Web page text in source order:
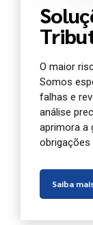
O maior
Somos
falhas e
análise
aprimora a
obrigações
Saiba